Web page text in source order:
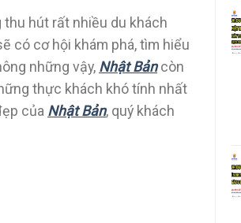
hút rất nhiều du khách
có cơ hội khám phá, tìm hiểu
những vậy, Nhật Bảncòn
thực khách khó tính nhất
của Nhật Bản, quý khách